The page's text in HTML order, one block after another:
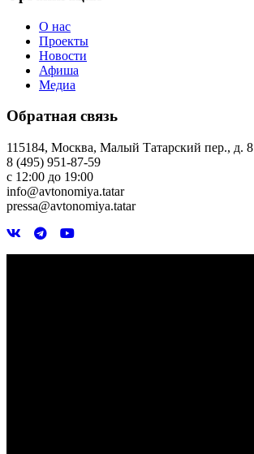
О нас
Проекты
Новости
Афиша
Медиа
Обратная связь
115184, Москва, Малый Татарский пер., д. 8
8 (495) 951-87-59
с 12:00 до 19:00
info@avtonomiya.tatar
pressa@avtonomiya.tatar